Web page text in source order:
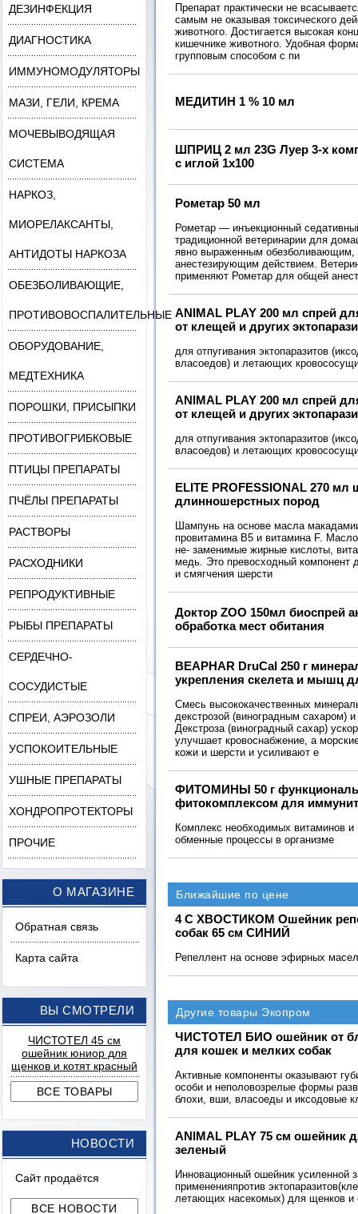
ДЕЗИНФЕКЦИЯ
ДИАГНОСТИКА
ИММУНОМОДУЛЯТОРЫ
МАЗИ, ГЕЛИ, КРЕМА
МОЧЕВЫВОДЯЩАЯ
СИСТЕМА
НАРКОЗ,
МИОРЕЛАКСАНТЫ,
АНТИДОТЫ НАРКОЗА
ОБЕЗБОЛИВАЮЩИЕ,
ПРОТИВОВОСПАЛИТЕЛЬНЫЕ
ОБОРУДОВАНИЕ,
МЕДТЕХНИКА
ПОРОШКИ, ПРИСЫПКИ
ПРОТИВОГРИБКОВЫЕ
ПТИЦЫ ПРЕПАРАТЫ
ПЧЁЛЫ ПРЕПАРАТЫ
РАСТВОРЫ
РАСХОДНИКИ
РЕПРОДУКТИВНЫЕ
РЫБЫ ПРЕПАРАТЫ
СЕРДЕЧНО-
СОСУДИСТЫЕ
СПРЕИ, АЭРОЗОЛИ
УСПОКОИТЕЛЬНЫЕ
УШНЫЕ ПРЕПАРАТЫ
ХОНДРОПРОТЕКТОРЫ
ПРОЧИЕ
О МАГАЗИНЕ
Обратная связь
Карта сайта
ВЫ СМОТРЕЛИ
ЧИСТОТЕЛ 45 см
ошейник юниор для
щенков и котят красный
НОВОСТИ
Сайт продаётся
Препарат практически не
самым не оказывая токсического
животного. Достигается высокая
кишечнике животного. Удобная
групповым способом с пи
МЕДИТИН 1 % 10 мл
ШПРИЦ 2 мл 23G Луер 3-х
с иглой 1х100
Рометар 50 мл
Рометар — инъекционный
традиционной ветеринарии для
явно выраженным обезболивающим,
анестезирующим действием.
применяют Рометар для общей
ANIMAL PLAY 200 мл спрей
от клещей и других
для отпугивания эктопаразитов
власоедов) и летающих
ANIMAL PLAY 200 мл спрей
от клещей и других
для отпугивания эктопаразитов
власоедов) и летающих
ELITE PROFESSIONAL 270
длинношерстных пород
Шампунь на основе масла
провитамина В5 и витамина F.
не- заменимые жирные кислоты,
медь. Это превосходный компонент
и смягчения шерсти
Доктор ZOO 150мл биоспрей
обработка мест обитания
BEAPHAR DruCal 250 г
укрепления скелета и мышц
Смесь высококачественных
декстрозой (виноградным сахаром)
Декстроза (виноградный сахар)
улучшает кровоснабжение, а
кожи и шерсти и усиливают е
ФИТОМИНЫ 50 г
фитокомплексом для
Комплекс необходимых витаминов
обменные процессы в организме
Ближайшие по цене
4 С ХВОСТИКОМ Ошейник
собак 65 см СИНИЙ
Репеллент на основе эфирных
Другие товары Экопром
ЧИСТОТЕЛ БИО ошейник от
для кошек и мелких собак
Активные компоненты оказывают
особи и неполовозрелые формы
блохи, вши, власоеды и иксодовые
ANIMAL PLAY 75 см ошейник
зеленый
Инновационный ошейник усиленной
примененияпротив
летающих насекомых) для щенков и